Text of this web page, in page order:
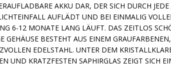
AKKU DAR, DER SICH DURCH JEDE
AUFLÄDT UND BEI EINMALIG
6-12 MONATE LANG LÄUFT. DAS ZEITLOS
GEHÄUSE BESTEHT AUS EINEM GRAUFARBENEN,
EDELSTAHL. UNTER DEM
UND KRATZFESTEN SAPHIRGLAS ZEIGT SICH